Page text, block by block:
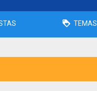
TEMAS